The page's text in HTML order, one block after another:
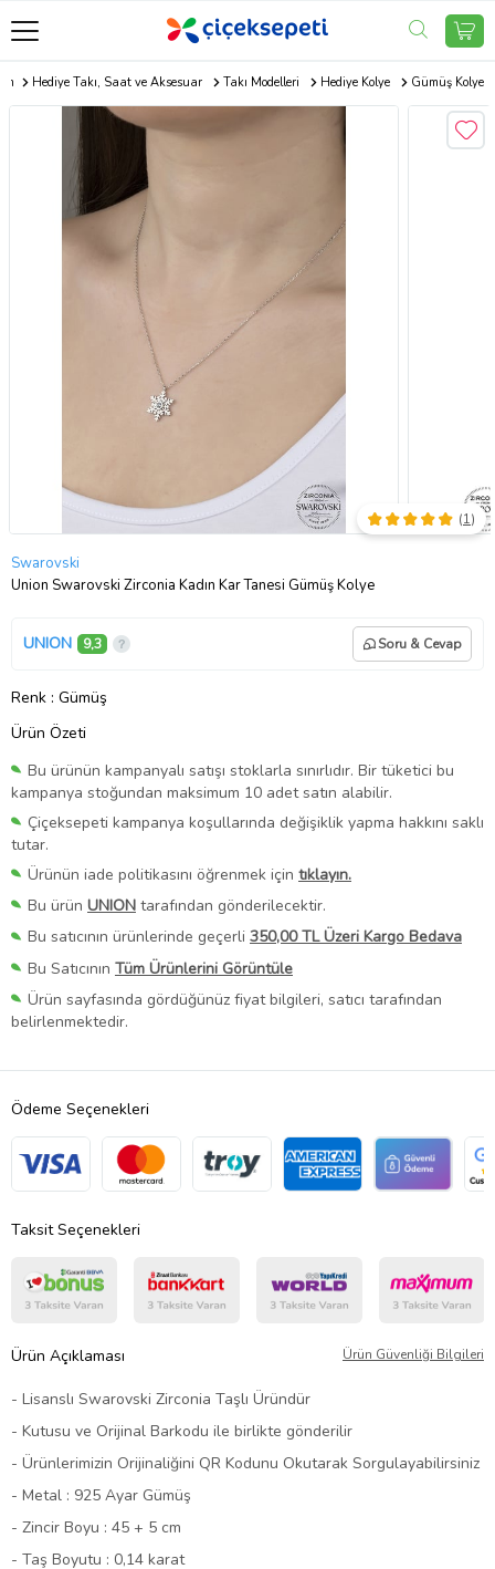
Hediye Takı, Saat ve Aksesuar Takı Modelleri Hediye Kolye Gümüş Kolye
Swarovski
Union Swarovski Zirconia Kadın Kar Tanesi Gümüş Kolye
(1)
UNION 9,3 Soru & Cevap
Renk : Gümüş
Ürün Özeti
Bu ürünün kampanyalı satışı stoklarla sınırlıdır. Bir tüketici bu
kampanya stoğundan maksimum 10 adet satın alabilir.
Çiçeksepeti kampanya koşullarında değişiklik yapma hakkını saklı
tutar.
Ürünün iade politikasını öğrenmek için tıklayın.
Bu ürün UNION tarafından gönderilecektir.
Bu satıcının ürünlerinde geçerli 350,00 TL Üzeri Kargo Bedava
Bu Satıcının Tüm Ürünlerini Görüntüle
Ürün sayfasında gördüğünüz fiyat bilgileri, satıcı tarafından
belirlenmektedir.
Ödeme Seçenekleri
Taksit Seçenekleri
Ürün Açıklaması Ürün Güvenliği Bilgileri
- Lisanslı Swarovski Zirconia Taşlı Üründür
- Kutusu ve Orijinal Barkodu ile birlikte gönderilir
- Ürünlerimizin Orijinaliğini QR Kodunu Okutarak Sorgulayabilirsiniz
- Metal : 925 Ayar Gümüş
- Zincir Boyu : 45 + 5 cm
- Taş Boyutu : 0,14 karat